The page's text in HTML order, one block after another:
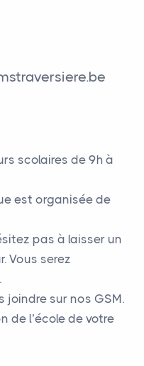
scolaires de 9h à
est organisée de
pas à laisser un
Vous serez
joindre sur nos GSM.
de l’école de votre